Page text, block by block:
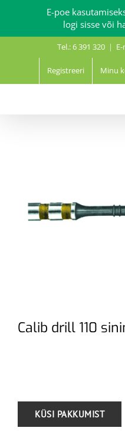
Tel.: 6 391 320 |
Registreeri Minu
Calib drill 110
E-poe
logi sisse või